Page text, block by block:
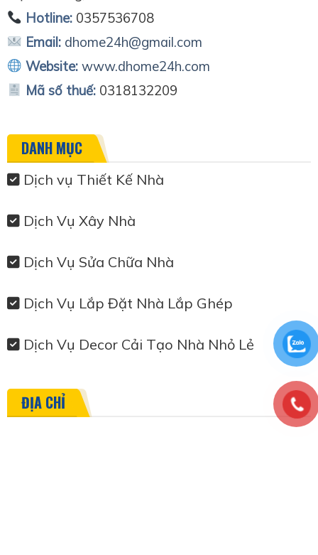
Hotline:0357536708
Email: dhome24h@gmail.com
Website: www.dhome24h.com
Mã số thuế: 0318132209
DANH MỤC
Dịch vụ Thiết Kế Nhà
Dịch Vụ Xây Nhà
Dịch Vụ Sửa Chữa Nhà
Dịch Vụ Lắp Đặt Nhà Lắp Ghép
Dịch Vụ Decor Cải Tạo Nhà Nhỏ Lẻ
ĐỊA CHỈ